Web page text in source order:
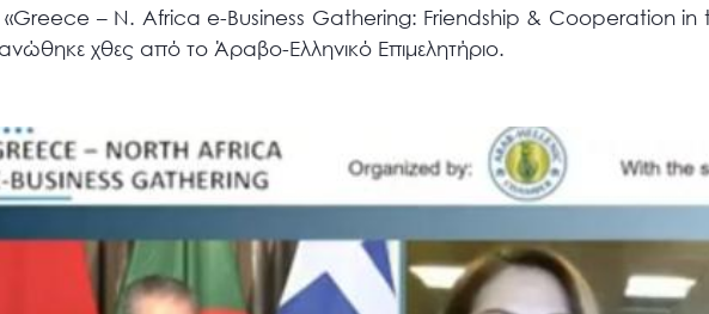
– N. Africa e-Business Gathering: Friendship & Cooperation
χθες από το Άραβο-Ελληνικό Επιμελητήριο.